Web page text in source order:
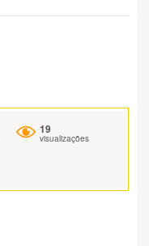
19
visualizações